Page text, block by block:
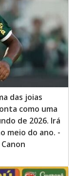
das joias
como uma
de 2026. Irá
meio do ano. -